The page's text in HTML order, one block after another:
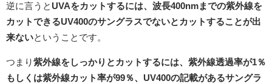
逆に言うと UVAをカットするには、波長400nmまでの紫外線を
カットできるUV400のサングラスでないとカットすることが出
来ないということです。
つまり紫外線をしっかりとカットするには、紫外線透過率が1％
もしくは紫外線カット率が99％、UV400の記載があるサングラ